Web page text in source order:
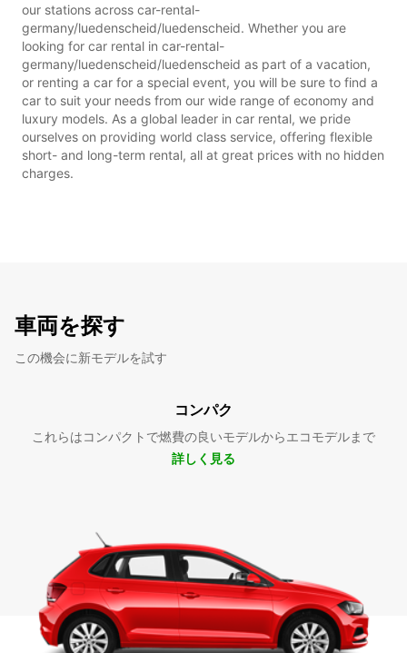
our stations across car-rental-
germany/luedenscheid/luedenscheid. Whether you are
looking for car rental in car-rental-
germany/luedenscheid/luedenscheid as part of a vacation,
or renting a car for a special event, you will be sure to find a
car to suit your needs from our wide range of economy and
luxury models. As a global leader in car rental, we pride
ourselves on providing world class service, offering flexible
short- and long-term rental, all at great prices with no hidden
charges.
車両を探す
この機会に新モデルを試す
コンパク
これらはコンパクトで燃費の良いモデルからエコモデルまで
詳しく見る